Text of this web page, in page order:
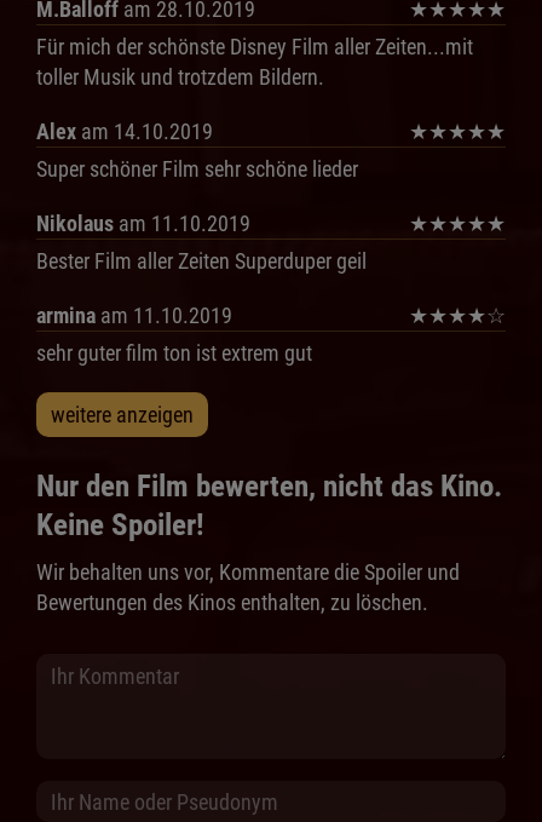
M.Balloff am 28.10.2019 ★★★★★
Für mich der schönste Disney Film aller Zeiten...mit
toller Musik und trotzdem Bildern.
Alex am 14.10.2019 ★★★★★
Super schöner Film sehr schöne lieder
Nikolaus am 11.10.2019 ★★★★★
Bester Film aller Zeiten Superduper geil
armina am 11.10.2019 ★★★★☆
sehr guter film ton ist extrem gut
weitere anzeigen
Nur den Film bewerten, nicht das Kino.
Keine Spoiler!
Wir behalten uns vor, Kommentare die Spoiler und
Bewertungen des Kinos enthalten, zu löschen.